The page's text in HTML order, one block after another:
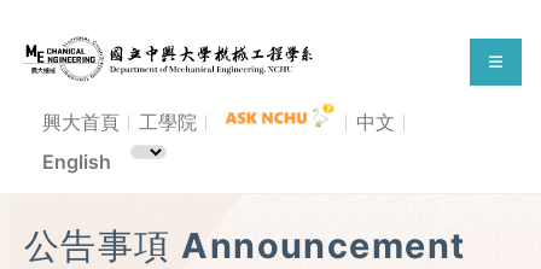
興大首頁 工學院
中文
English
公告事項 Announcement